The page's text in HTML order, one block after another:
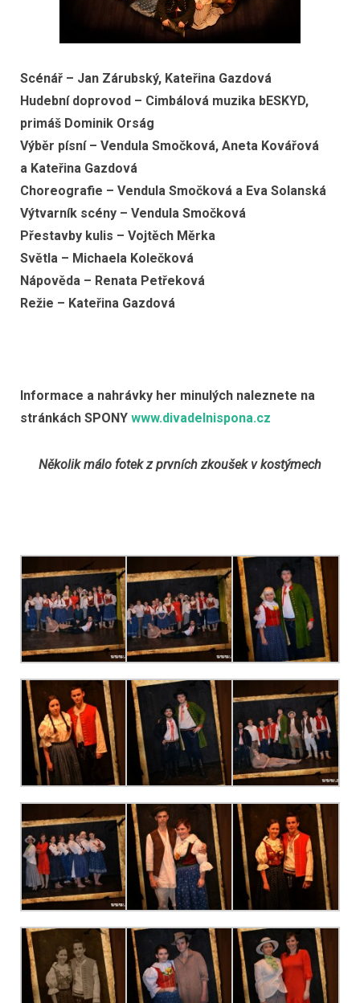
Scénář – Jan Zárubský, Kateřina Gazdová
Hudební doprovod – Cimbálová muzika bESKYD,
primáš Dominik Orság
Výběr písní – Vendula Smočková, Aneta Kovářová
a Kateřina Gazdová
Choreografie – Vendula Smočková a Eva Solanská
Výtvarník scény – Vendula Smočková
Přestavby kulis – Vojtěch Měrka
Světla – Michaela Kolečková
Nápověda – Renata Petřeková
Režie – Kateřina Gazdová
Informace a nahrávky her minulých naleznete na
stránkách SPONY www.divadelnispona.cz
Několik málo fotek z prvních zkoušek v kostýmech